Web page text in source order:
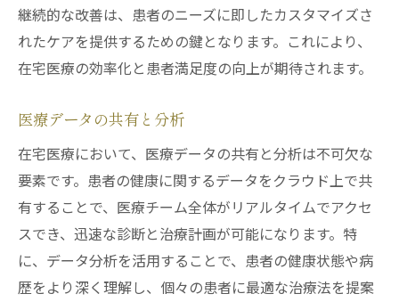
継続的な改善は、患者のニーズに即したカスタマイズさ
れたケアを提供するための鍵となります。これにより、
在宅医療の効率化と患者満足度の向上が期待されます。
医療データの共有と分析
在宅医療において、医療データの共有と分析は不可欠な
要素です。患者の健康に関するデータをクラウド上で共
有することで、医療チーム全体がリアルタイムでアクセ
スでき、迅速な診断と治療計画が可能になります。特
に、データ分析を活用することで、患者の健康状態や病
歴をより深く理解し、個々の患者に最適な治療法を提案